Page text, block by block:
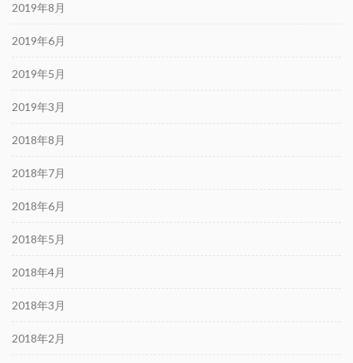
2019年8月
2019年6月
2019年5月
2019年3月
2018年8月
2018年7月
2018年6月
2018年5月
2018年4月
2018年3月
2018年2月